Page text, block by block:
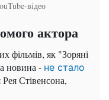
відео
актора
фільмів, як "Зоряні
новина - не стало
Рея Стівенсона,